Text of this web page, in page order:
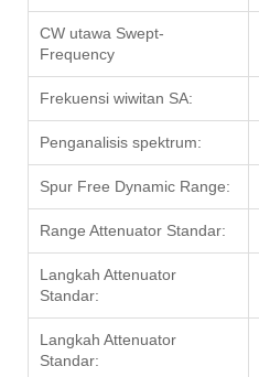
CW utawa Swept-
Frequency
Frekuensi wiwitan SA:
Penganalisis spektrum:
Spur Free Dynamic Range:
Range Attenuator Standar:
Langkah Attenuator
Standar:
Langkah Attenuator
Standar: